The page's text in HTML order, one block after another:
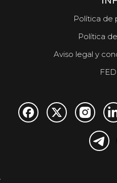
Política de
Política
Aviso legal y